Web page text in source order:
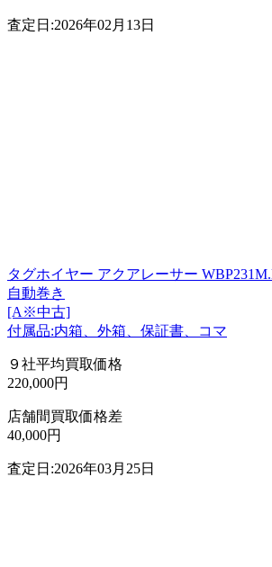
査定日:2026年02月13日
タグホイヤー アクアレーサー
自動巻き
[A※中古]
付属品:内箱、外箱、保証書、コマ
９社平均買取価格
220,000円
店舗間買取価格差
40,000円
査定日:2026年03月25日